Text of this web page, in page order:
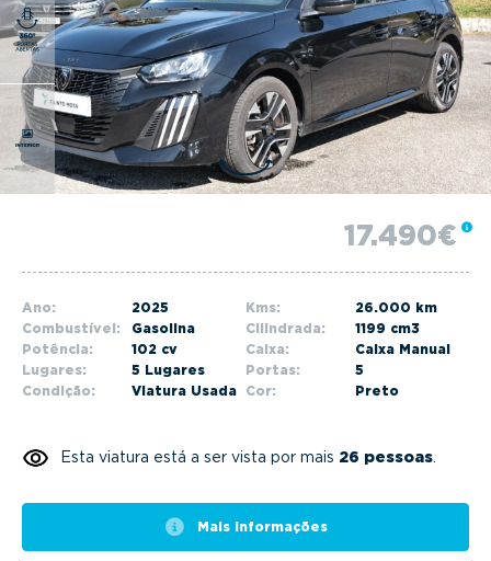
a
t
i
o
n
17.490€
Ano: 2025 Kms:
26.000 km
Combustível:
Gasolina Cilindrada:
1199 cm3
Potência:
102 cv Caixa:
Caixa Manual
Lugares:
5 Lugares Portas:
5
Condição:
Viatura Usada Cor: Preto
Esta viatura está a ser vista por mais 26 pessoas
Mais informações